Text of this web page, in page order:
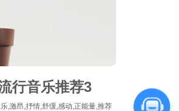
行音乐推荐3
,激昂,抒情,舒缓,感动,正能量,推荐